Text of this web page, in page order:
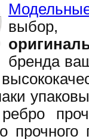
выбор,
бренда
ребро